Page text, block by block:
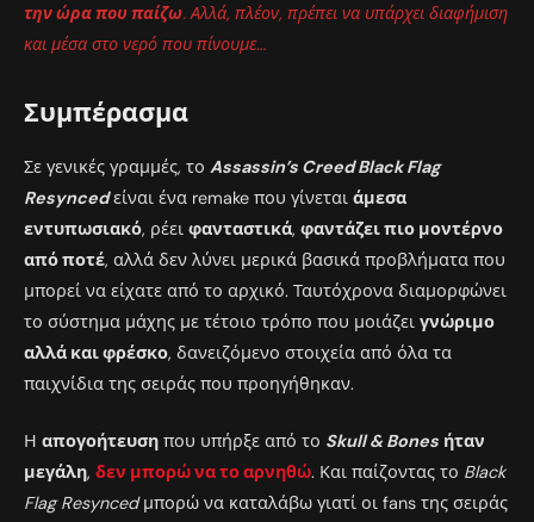
την ώρα που παίζω. Αλλά, πλέον, πρέπει να υπάρχει διαφήμιση
και μέσα στο νερό που πίνουμε…
Συμπέρασμα
Σε γενικές γραμμές, το Assassin’s Creed Black Flag
Resyncedείναι ένα remake που γίνεται άμεσα
εντυπωσιακό, ρέει φανταστικά, φαντάζει πιο μοντέρνο
από ποτέ, αλλά δεν λύνει μερικά βασικά προβλήματα που
μπορεί να είχατε από το αρχικό. Ταυτόχρονα διαμορφώνει
το σύστημα μάχης με τέτοιο τρόπο που μοιάζει γνώριμο
αλλά και φρέσκο, δανειζόμενο στοιχεία από όλα τα
παιχνίδια της σειράς που προηγήθηκαν.
Η απογοήτευση που υπήρξε από το Skull & Bones ήταν
μεγάλη, δεν μπορώ να το αρνηθώ. Και παίζοντας το Black
Flag Resyncedμπορώ να καταλάβω γιατί οι fans της σειράς